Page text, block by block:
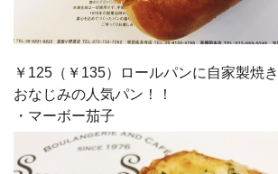
￥125（￥135）ロールパンに自家製焼
おなじみの人気パン！！
・マーボー茄子